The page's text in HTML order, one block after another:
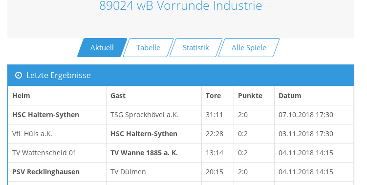
89024 wB Vorrunde Industrie
Aktuell Tabelle Statistik Alle Spiele
Letzte Ergebnisse
Heim Gast Tore Punkte Datum
HSC Haltern-Sythen TSG Sprockhövel a.K. 31:11 2:0 07.10.2018 17:30
VfL Hüls a.K. HSC Haltern-Sythen 22:28 0:2 03.11.2018 17:30
TV Wattenscheid 01 TV Wanne 1885 a. K. 13:14 0:2 04.11.2018 14:15
PSV Recklinghausen TV Dülmen 20:15 2:0 04.11.2018 14:15